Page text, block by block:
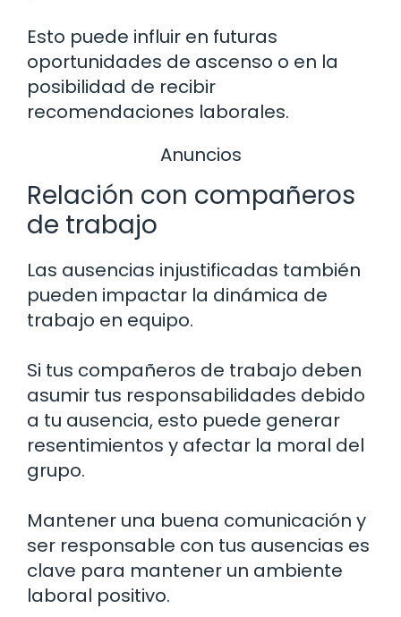
Esto puede influir en futuras
oportunidades de ascenso o en la
posibilidad de recibir
recomendaciones laborales.
Anuncios
Relación con compañeros
de trabajo
Las ausencias injustificadas también
pueden impactar la dinámica de
trabajo en equipo.
Si tus compañeros de trabajo deben
asumir tus responsabilidades debido
a tu ausencia, esto puede generar
resentimientos y afectar la moral del
grupo.
Mantener una buena comunicación y
ser responsable con tus ausencias es
clave para mantener un ambiente
laboral positivo.